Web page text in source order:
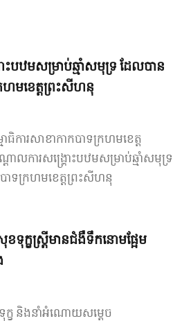
ះ​បឋម​សម្រាប់​ឆ្មាំ​សមុទ្រ ដែល​បាន​
ម​ខេត្ត​ព្រះសីហនុ
ារ​សាខា​កាកបាទក្រហម​ខេត្ត​
ល​ការសង្គ្រោះ​បឋម​សម្រាប់​ឆ្មាំ​សមុទ្រ
ទក្រហម​ខេត្ត​ព្រះសីហនុ
ក្ខស្ត្រីមានជំងឺទឹកនោមផ្អែម
ខ និងនាំអំណោយសម្តេច